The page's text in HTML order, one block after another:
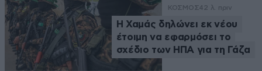
ΚΟΣΜΟΣ42 λ. πριν
Η Χαμάς δηλώνει εκ νέου
έτοιμη να εφαρμόσει το
σχέδιο των ΗΠΑ για τη Γάζα